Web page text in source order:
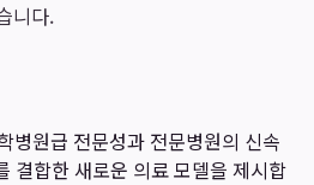
니다.
병원급 전문성과 전문병원의 신속
결합한 새로운 의료 모델을 제시합